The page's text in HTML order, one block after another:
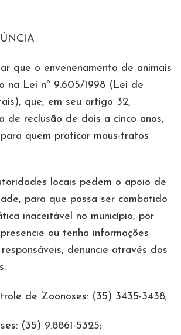
que o envenenamento de animais
na Lei nº 9.605/1998 (Lei de
que, em seu artigo 32,
de reclusão de dois a cinco anos,
quem praticar maus-tratos
locais pedem o apoio de
para que possa ser combatido
inaceitável no município, por
ou tenha informações
denuncie através dos
de Zoonoses: (35) 3435-3438;
(35) 9.8861-5325;